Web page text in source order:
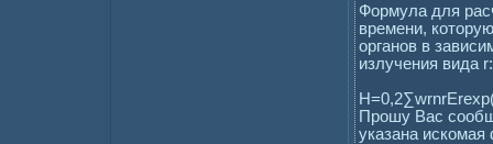
Формула для
времени,
органов в
излучения вида r:
Прошу Вас
указана